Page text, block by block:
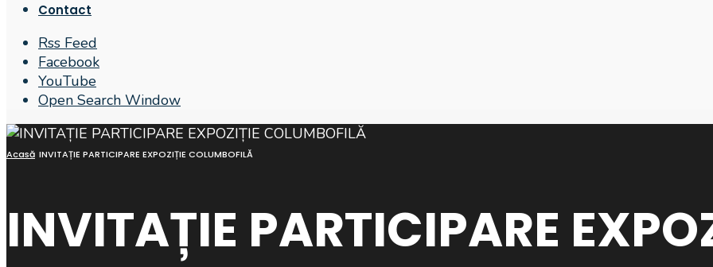
Contact
Rss Feed
Facebook
YouTube
Open Search Window
Acasă INVITAȚIE PARTICIPARE EXPOZIȚIE COLUMBOFILĂ
INVITAȚIE PARTICIPARE